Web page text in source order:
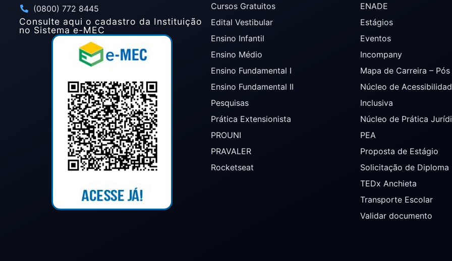
(0800) 772 8445
Consulte aqui o cadastro da Instituição
no Sistema e-MEC
Cursos Gratuitos
Edital Vestibular
Ensino Infantil
Ensino Médio
Ensino Fundamental I
Ensino Fundamental II
Pesquisas
Prática Extensionista
PROUNI
PRAVALER
Rocketseat
ENADE
Estágios
Eventos
Incompany
Mapa de Carreira –
Núcleo de
Inclusiva
Núcleo de Prática
PEA
Proposta de Estágio
Solicitação de Diploma
TEDx Anchieta
Transporte Escolar
Validar documento